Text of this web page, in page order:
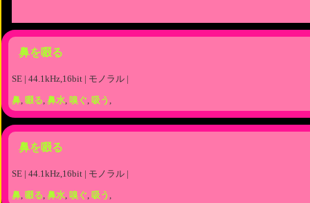
鼻を啜る
SE | 44.1kHz,16bit | モノラル |
鼻, 啜る, 鼻水, 嗅ぐ, 吸う ,
鼻を啜る
SE | 44.1kHz,16bit | モノラル |
鼻, 啜る, 鼻水, 嗅ぐ, 吸う ,